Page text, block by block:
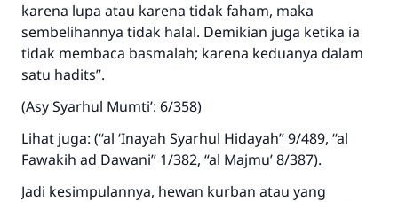
karena lupa atau karena tidak faham, maka
sembelihannya tidak halal. Demikian juga ketika ia
tidak membaca basmalah; karena keduanya dalam
satu hadits”.
(Asy Syarhul Mumti’: 6/358)
Lihat juga: (“al ‘Inayah Syarhul Hidayah” 9/489, “al
Fawakih ad Dawani” 1/382, “al Majmu’ 8/387).
Jadi kesimpulannya, hewan kurban atau yang
Saham